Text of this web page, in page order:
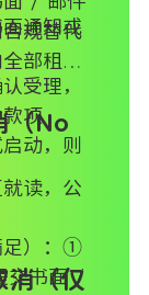
通知或
受理，
项
动，则
规替代
部租
（No
读，公
足）：①
交书面 /
消（仅